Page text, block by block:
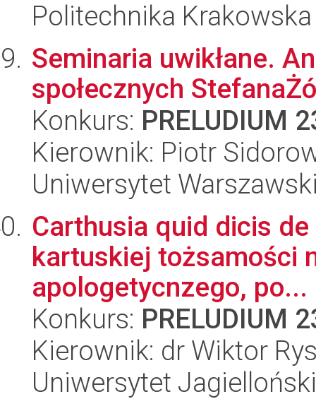
Politechnika
Seminaria uwikłane.
społecznych
Konkurs: PRELUDIUM
Kierownik: Piotr
Uniwersytet
Carthusia quid dicis
kartuskiej tożsamości
apologetycnzego, po...
Konkurs: PRELUDIUM
Kierownik: dr Wiktor
Uniwersytet Jagielloński